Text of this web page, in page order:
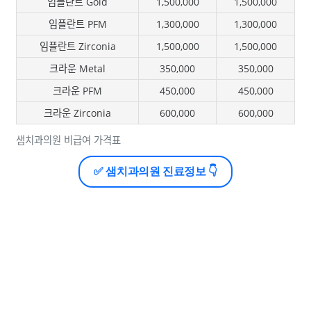
샘치과의원 비급여 가격표
임플란트 PFM
1,300,000
1,300,000
임플란트 Zirconia
1,500,000
1,500,000
크라운 Metal
350,000
350,000
크라운 PFM
450,000
450,000
크라운 Zirconia
600,000 600,000
✅ 샘치과의원 진료정보 👇